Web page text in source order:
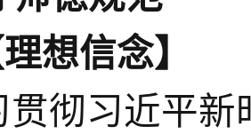
理想信念】
贯彻习近平